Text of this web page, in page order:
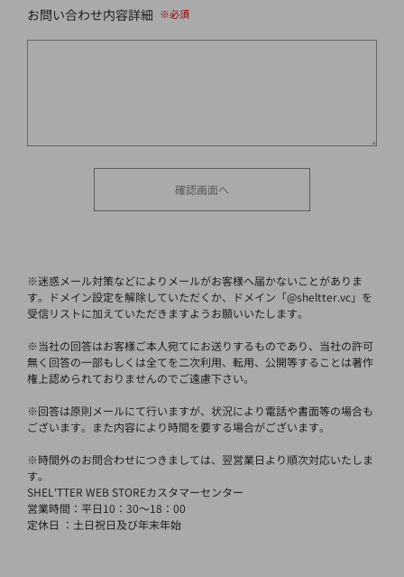
お問い合わせ内容詳細
※迷惑メール対策などによりメールがお客様へ届かないことがありま
す。ドメイン設定を解除していただくか、ドメイン「@sheltter.vc」を
受信リストに加えていただきますようお願いいたします。
※当社の回答はお客様ご本人宛てにお送りするものであり、当社の許可
無く回答の一部もしくは全てを二次利用、転用、公開等することは著作
権上認められておりませんのでご遠慮下さい。
※回答は原則メールにて行いますが、状況により電話や書面等の場合も
ございます。また内容により時間を要する場合がございます。
※時間外のお問合わせにつきましては、翌営業日より順次対応いたしま
す。
SHEL'TTER WEB STOREカスタマーセンター
営業時間：平日10：30～18：00
定休日 ：土日祝日及び年末年始